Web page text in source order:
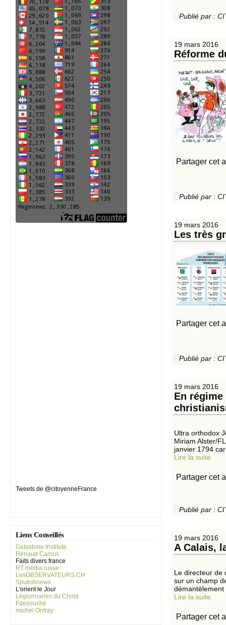
Tweets de @citoyenneFrance
Liens Conseillés
Gatestone Institute
Renaud Camus
Faits divers france
RT média russe
LesOBSERVATEURS.CH
Sputniknews
L'orient le Jour
Légionnaires du Christ
Fdesouche
michel Onfray
Publié par :
19 mars 2016
Réforme
Partager cet
Publié par :
19 mars 2016
Les très
Partager cet
Publié par :
19 mars 2016
En
Ultra orthodox
Miriam Alster/
janvier 1794
Lire la suite
Partager cet
Publié par :
19 mars 2016
A Calais,
Le directeur de
sur un champ
Lire la suite
Partager cet